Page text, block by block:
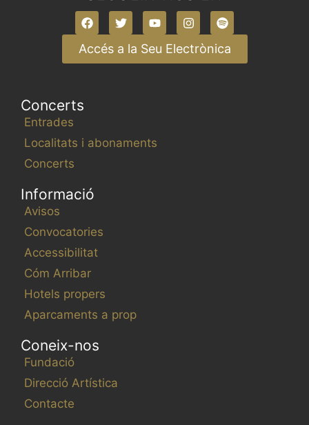
Accés a la Seu Electrònica
Concerts
Entrades
Localitats i abonaments
Concerts
Informació
Avisos
Convocatories
Accessibilitat
Cóm Arribar
Hotels propers
Aparcaments a prop
Coneix-nos
Fundació
Direcció Artística
Contacte